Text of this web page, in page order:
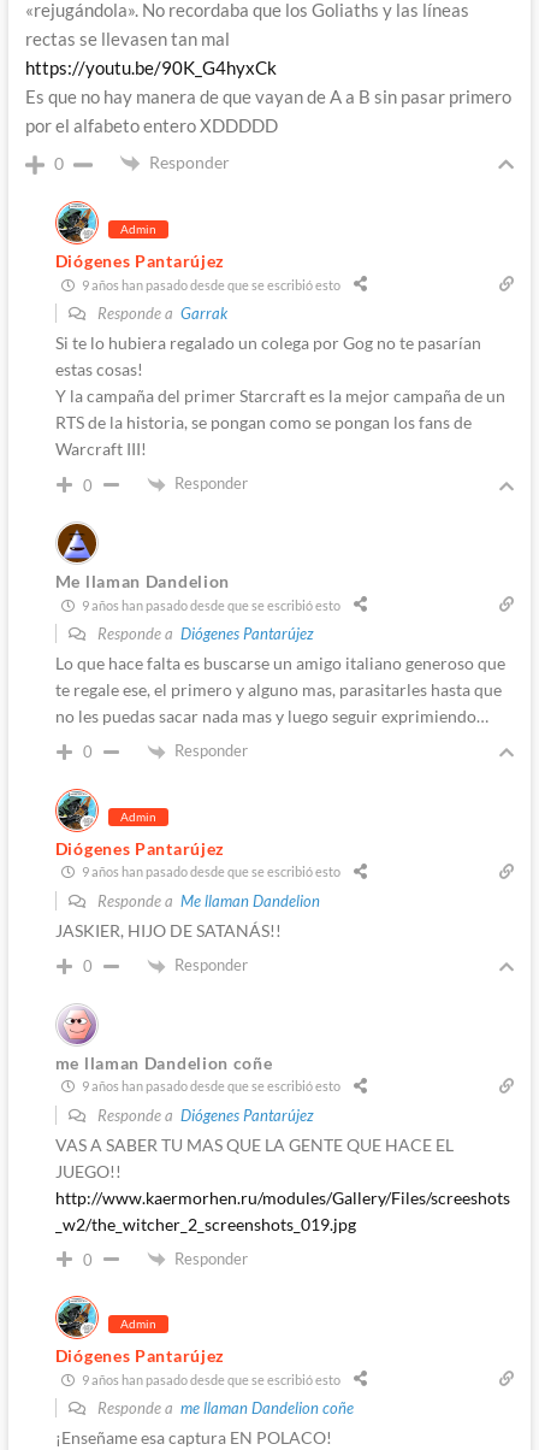
«rejugándola». No recordaba que los Goliaths y las líneas
rectas se llevasen tan mal
https://youtu.be/90K_G4hyxCk
Es que no hay manera de que vayan de A a B sin pasar primero
por el alfabeto entero XDDDDD
0 Responder
Admin
Diógenes Pantarújez
9 años han pasado desde que se escribió esto
Responde a Garrak
Si te lo hubiera regalado un colega por Gog no te pasarían
estas cosas!
Y la campaña del primer Starcraft es la mejor campaña de un
RTS de la historia, se pongan como se pongan los fans de
Warcraft III!
0 Responder
Me llaman Dandelion
9 años han pasado desde que se escribió esto
Responde a Diógenes Pantarújez
Lo que hace falta es buscarse un amigo italiano generoso que
te regale ese, el primero y alguno mas, parasitarles hasta que
no les puedas sacar nada mas y luego seguir exprimiendo…
0 Responder
Admin
Diógenes Pantarújez
9 años han pasado desde que se escribió esto
Responde a Me llaman Dandelion
JASKIER, HIJO DE SATANÁS!!
0 Responder
me llaman Dandelion coñe
9 años han pasado desde que se escribió esto
Responde a Diógenes Pantarújez
VAS A SABER TU MAS QUE LA GENTE QUE HACE EL
JUEGO!!
http://www.kaermorhen.ru/modules/Gallery/Files/screeshots
_w2/the_witcher_2_screenshots_019.jpg
0 Responder
Admin
Diógenes Pantarújez
9 años han pasado desde que se escribió esto
Responde a me llaman Dandelion coñe
¡Enseñame esa captura EN POLACO!